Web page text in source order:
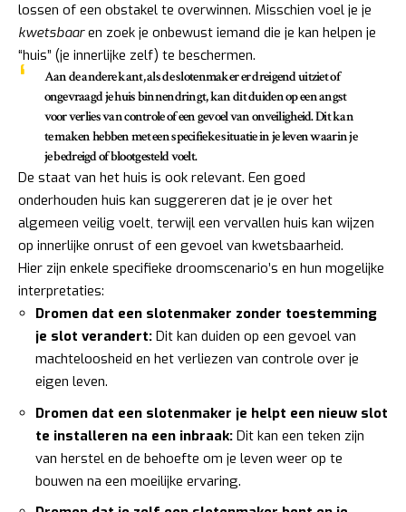
lossen of een obstakel te overwinnen. Misschien voel je je
kwetsbaaren zoek je onbewust iemand die je kan helpen je
“huis” (je innerlijke zelf) te beschermen.
Aan de andere kant, als de slotenmaker er dreigend uitziet of
ongevraagd je huis binnendringt, kan dit duiden op een angst
voor verlies van controle of een gevoel van onveiligheid. Dit kan
te maken hebben met een specifieke situatie in je leven waarin je
jebedreigd of blootgesteldvoelt.
De staat van het huis is ook relevant. Een goed
onderhouden huis kan suggereren dat je je over het
algemeen veilig voelt, terwijl een vervallen huis kan wijzen
op innerlijke onrust of een gevoel van kwetsbaarheid.
Hier zijn enkele specifieke droomscenario’s en hun mogelijke
interpretaties:
Dromen dat een slotenmaker zonder toestemming
je slot verandert: Dit kan duiden op een gevoel van
machteloosheid en het verliezen van controle over je
eigen leven.
Dromen dat een slotenmaker je helpt een nieuw slot
te installeren na een inbraak: Dit kan een teken zijn
van herstel en de behoefte om je leven weer op te
bouwen na een moeilijke ervaring.